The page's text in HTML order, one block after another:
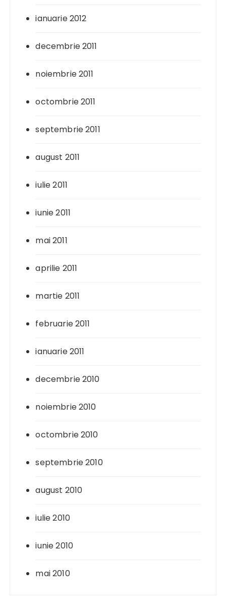
ianuarie 2012
decembrie 2011
noiembrie 2011
octombrie 2011
septembrie 2011
august 2011
iulie 2011
iunie 2011
mai 2011
aprilie 2011
martie 2011
februarie 2011
ianuarie 2011
decembrie 2010
noiembrie 2010
octombrie 2010
septembrie 2010
august 2010
iulie 2010
iunie 2010
mai 2010